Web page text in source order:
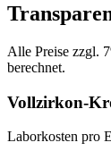
Alle Preise zzgl.
berechnet.
Vollzirkon-
Laborkosten pro